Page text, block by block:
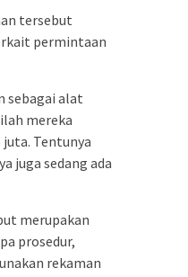
tersebut
permintaan
sebagai alat
mereka
juta. Tentunya
juga sedang ada
merupakan
prosedur,
rekaman